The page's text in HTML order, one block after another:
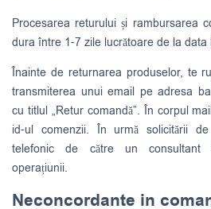
Procesarea returului și rambursarea
dura între 1-7 zile lucrătoare de la
Înainte de returnarea produselor, te
transmiterea unui email pe adresa
cu titlul „Retur comandă”. În corpul
id-ul comenzii. În urmă solicitării
telefonic de către un consultant
operațiunii.
Neconcordante in